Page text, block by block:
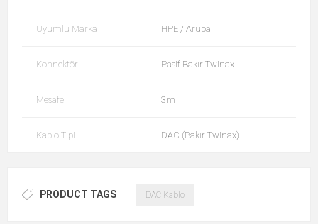
Uyumlu Marka HPE / Aruba
Konnektör Pasif Bakır Twinax
Mesafe 3m
Kablo Tipi DAC (Bakır Twinax)
PRODUCT TAGS DAC Kablo